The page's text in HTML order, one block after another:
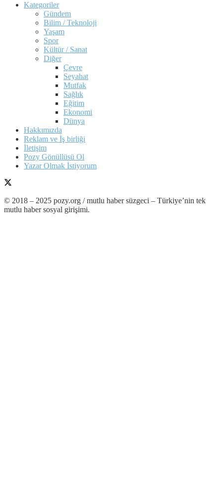
Kategoriler
Gündem
Bilim / Teknoloji
Yaşam
Spor
Kültür / Sanat
Diğer
Çevre
Seyahat
Mutfak
Sağlık
Eğitim
Ekonomi
Dünya
Hakkımızda
Reklam ve İş birliği
İletişim
Pozy Gönüllüsü Ol
Yazar Olmak İstiyorum
© 2018 – 2025 pozy.org / mutlu haber süzgeci – Türkiye’nin tek
mutlu haber sosyal girişimi.